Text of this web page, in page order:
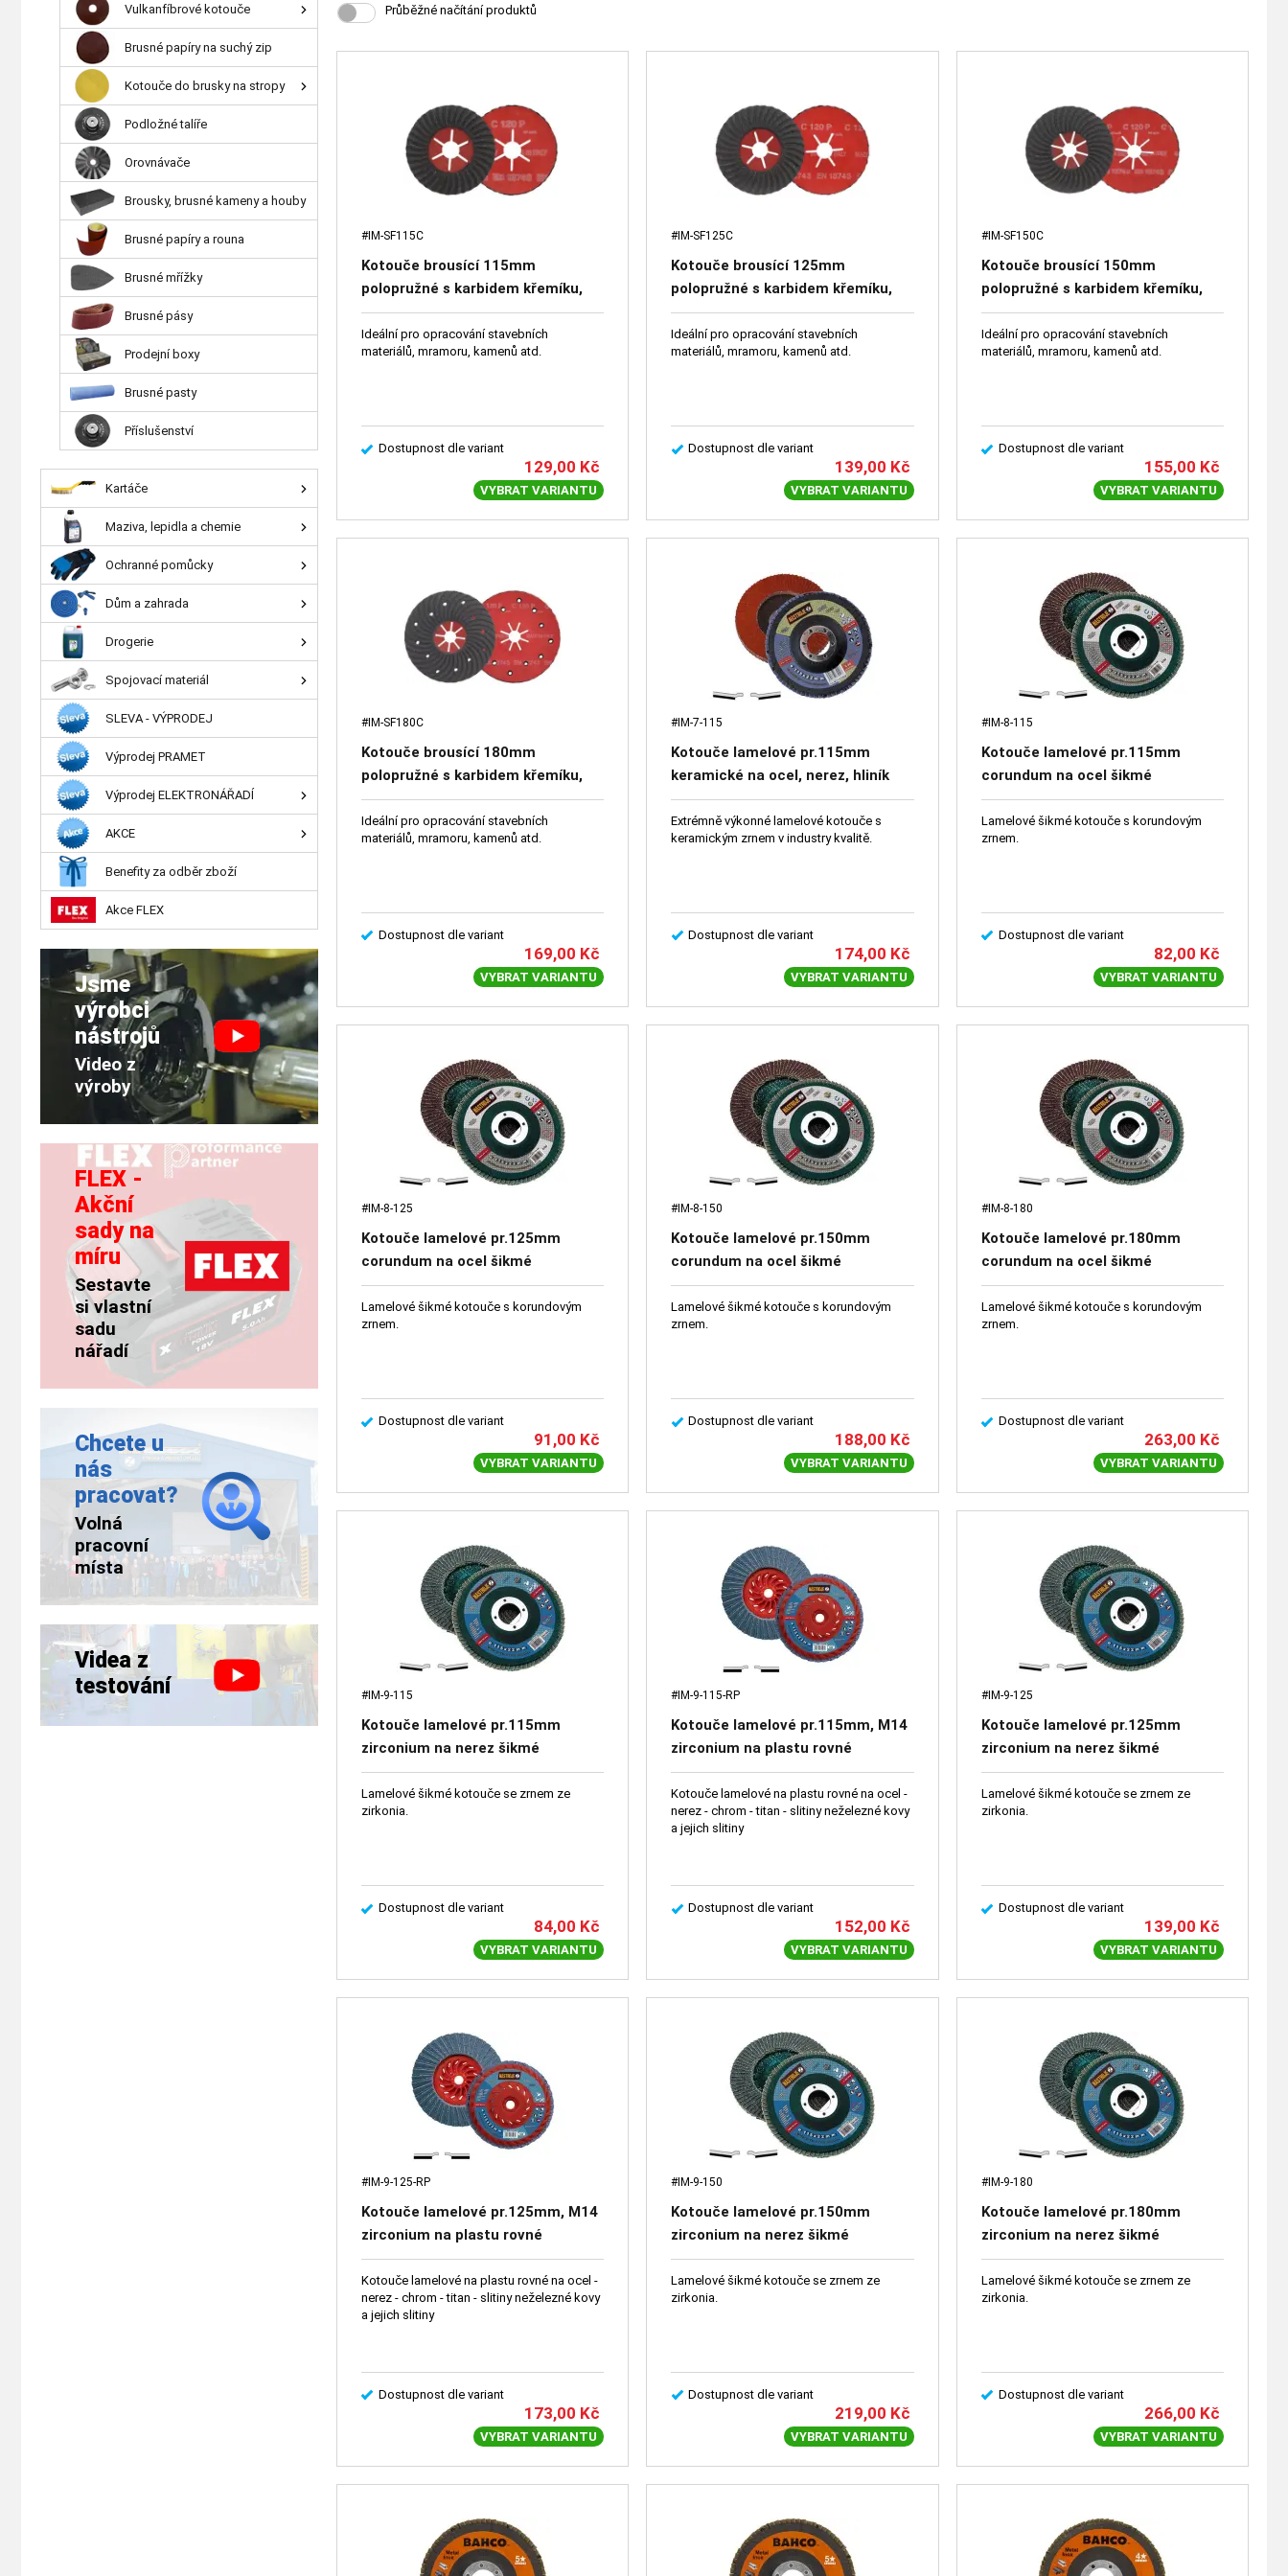
Průběžné načítání produktů
#IM-SF115C
Kotouče brousící 115mm
polopružné s karbidem křemíku,
ideální pro zpracování stavebních
materiálů, mramoru, kamenů atd.
Ideální pro opracování stavebních
materiálů, mramoru, kamenů atd.
Dostupnost dle variant
129,00 Kč
VYBRAT VARIANTU
#IM-SF125C
Kotouče brousící 125mm
polopružné s karbidem křemíku,
ideální pro zpracování stavebních
materiálů, mramoru, kamenů atd.
Ideální pro opracování stavebních
materiálů, mramoru, kamenů atd.
Dostupnost dle variant
139,00 Kč
VYBRAT VARIANTU
#IM-SF150C
Kotouče brousící 150mm
polopružné s karbidem křemíku,
ideální pro zpracování stavebních
materiálů, mramoru, kamenů atd.
Ideální pro opracování stavebních
materiálů, mramoru, kamenů atd.
Dostupnost dle variant
155,00 Kč
VYBRAT VARIANTU
#IM-SF180C
Kotouče brousící 180mm
polopružné s karbidem křemíku,
ideální pro zpracování stavebních
materiálů, mramoru, kamenů atd.
Ideální pro opracování stavebních
materiálů, mramoru, kamenů atd.
Dostupnost dle variant
169,00 Kč
VYBRAT VARIANTU
#IM-7-115
Kotouče lamelové pr.115mm
keramické na ocel, nerez, hliník
šikmé
Extrémně výkonné lamelové kotouče s
keramickým zrnem v industry kvalitě.
Dostupnost dle variant
174,00 Kč
VYBRAT VARIANTU
#IM-8-115
Kotouče lamelové pr.115mm
corundum na ocel šikmé
Lamelové šikmé kotouče s korundovým
zrnem.
Dostupnost dle variant
82,00 Kč
VYBRAT VARIANTU
#IM-8-125
Kotouče lamelové pr.125mm
corundum na ocel šikmé
Lamelové šikmé kotouče s korundovým
zrnem.
Dostupnost dle variant
91,00 Kč
VYBRAT VARIANTU
#IM-8-150
Kotouče lamelové pr.150mm
corundum na ocel šikmé
Lamelové šikmé kotouče s korundovým
zrnem.
Dostupnost dle variant
188,00 Kč
VYBRAT VARIANTU
#IM-8-180
Kotouče lamelové pr.180mm
corundum na ocel šikmé
Lamelové šikmé kotouče s korundovým
zrnem.
Dostupnost dle variant
263,00 Kč
VYBRAT VARIANTU
#IM-9-115
Kotouče lamelové pr.115mm
zirconium na nerez šikmé
Lamelové šikmé kotouče se zrnem ze
zirkonia.
Dostupnost dle variant
84,00 Kč
VYBRAT VARIANTU
#IM-9-115-RP
Kotouče lamelové pr.115mm, M14
zirconium na plastu rovné
Kotouče lamelové na plastu rovné na ocel -
nerez - chrom - titan - slitiny neželezné kovy
a jejich slitiny
Dostupnost dle variant
152,00 Kč
VYBRAT VARIANTU
#IM-9-125
Kotouče lamelové pr.125mm
zirconium na nerez šikmé
Lamelové šikmé kotouče se zrnem ze
zirkonia.
Dostupnost dle variant
139,00 Kč
VYBRAT VARIANTU
#IM-9-125-RP
Kotouče lamelové pr.125mm, M14
zirconium na plastu rovné
Kotouče lamelové na plastu rovné na ocel -
nerez - chrom - titan - slitiny neželezné kovy
a jejich slitiny
Dostupnost dle variant
173,00 Kč
VYBRAT VARIANTU
#IM-9-150
Kotouče lamelové pr.150mm
zirconium na nerez šikmé
Lamelové šikmé kotouče se zrnem ze
zirkonia.
Dostupnost dle variant
219,00 Kč
VYBRAT VARIANTU
#IM-9-180
Kotouče lamelové pr.180mm
zirconium na nerez šikmé
Lamelové šikmé kotouče se zrnem ze
zirkonia.
Dostupnost dle variant
266,00 Kč
VYBRAT VARIANTU
Vulkanfíbrové kotouče
Brusné papíry na suchý zip
Kotouče do brusky na stropy
Podložné talíře
Orovnávače
Brousky, brusné kameny a houby
Brusné papíry a rouna
Brusné mřížky
Brusné pásy
Prodejní boxy
Brusné pasty
Příslušenství
Kartáče
Maziva, lepidla a chemie
Ochranné pomůcky
Dům a zahrada
Drogerie
Spojovací materiál
SLEVA - VÝPRODEJ
Výprodej PRAMET
Výprodej ELEKTRONÁŘADÍ
AKCE
Benefity za odběr zboží
Akce FLEX
Jsme
výrobci
nástrojů
Video z
výroby
FLEX -
Akční
sady na
míru
Sestavte
si vlastní
sadu
nářadí
Chcete u
nás
pracovat?
Volná
pracovní
místa
Videa z
testování